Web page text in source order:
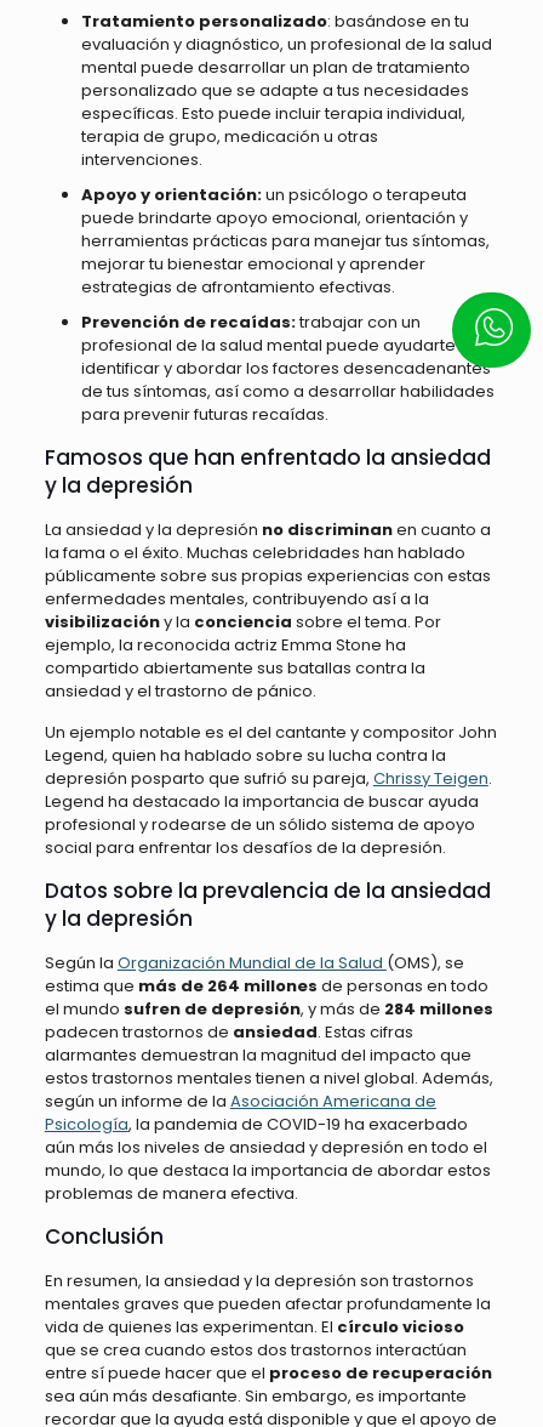
Tratamiento personalizado: basándose en tu
evaluación y diagnóstico, un profesional de la salud
mental puede desarrollar un plan de tratamiento
personalizado que se adapte a tus necesidades
específicas. Esto puede incluir terapia individual,
terapia de grupo, medicación u otras
intervenciones.
Apoyo y orientación:un psicólogo o terapeuta
puede brindarte apoyo emocional, orientación y
herramientas prácticas para manejar tus síntomas,
mejorar tu bienestar emocional y aprender
estrategias de afrontamiento efectivas.
Prevención de recaídas:trabajar con un
profesional de la salud mental puede ayudarte a
identificar y abordar los factores desencadenantes
de tus síntomas, así como a desarrollar habilidades
para prevenir futuras recaídas.
Famosos que han enfrentado la ansiedad
y la depresión
La ansiedad y la depresión no discriminanen cuanto a
la fama o el éxito. Muchas celebridades han hablado
públicamente sobre sus propias experiencias con estas
enfermedades mentales, contribuyendo así a la
visibilizacióny la conciencia sobre el tema. Por
ejemplo, la reconocida actriz Emma Stone ha
compartido abiertamente sus batallas contra la
ansiedad y el trastorno de pánico.
Un ejemplo notable es el del cantante y compositor John
Legend, quien ha hablado sobre su lucha contra la
depresión posparto que sufrió su pareja, Chrissy Teigen.
Legend ha destacado la importancia de buscar ayuda
profesional y rodearse de un sólido sistema de apoyo
social para enfrentar los desafíos de la depresión.
Datos sobre la prevalencia de la ansiedad
y la depresión
Según la Organización Mundial de la Salud (OMS), se
estima que más de 264 millones de personas en todo
el mundo sufren de depresión, y más de 284 millones
padecen trastornos de ansiedad. Estas cifras
alarmantes demuestran la magnitud del impacto que
estos trastornos mentales tienen a nivel global. Además,
según un informe de la Asociación Americana de
Psicología, la pandemia de COVID-19 ha exacerbado
aún más los niveles de ansiedad y depresión en todo el
mundo, lo que destaca la importancia de abordar estos
problemas de manera efectiva.
Conclusión
En resumen, la ansiedad y la depresión son trastornos
mentales graves que pueden afectar profundamente la
vida de quienes las experimentan. El círculo vicioso
que se crea cuando estos dos trastornos interactúan
entre sí puede hacer que el proceso de recuperación
sea aún más desafiante. Sin embargo, es importante
recordar que la ayuda está disponible y que el apoyo de